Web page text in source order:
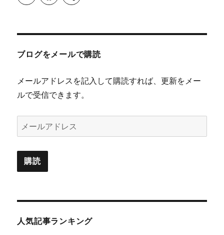
ブログをメールで購読
メールアドレスを記入して購読すれば、更新をメー
ルで受信できます。
ー
ル
ア購読
人気記事ランキング